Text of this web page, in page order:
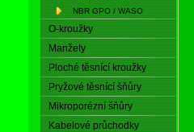
NBR GPO / WASO
O-kroužky
Manžety
Ploché těsnící kroužky
Pryžové těsnící šňůry
Mikroporézní šňůry
Kabelové průchodky